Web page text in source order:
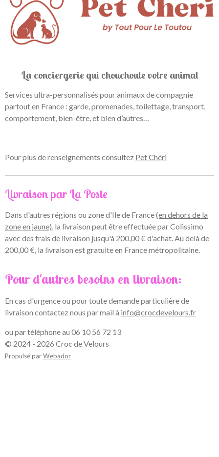
La conciergerie qui chouchoute votre animal
Services ultra-personnalisés pour animaux de compagnie
partout en France : garde, promenades, toilettage, transport,
comportement, bien-être, et bien d’autres…
Pour plus de renseignements consultez Pet Chéri
Livraison par La Poste
Dans d'autres régions ou zone d'Ile de France(en dehors de la
zone en jaune), la livraison peut être effectuée par Colissimo
avec des frais de livraison jusqu'à 200,00 € d'achat. Au delà de
200,00 €, la livraison est gratuite en France métropolitaine.
Pour d'autres besoins en livraison:
En cas d'urgence ou pour toute demande particulière de
livraison contactez nous par mail à info@crocdevelours.fr
ou par téléphone au 06 10 56 72 13
© 2024 - 2026 Croc de Velours
Propulsé parWebador